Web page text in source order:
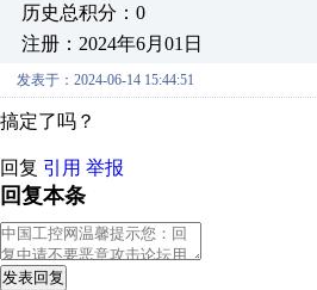
历史总积分：0
注册：2024年6月01日
发表于：2024-06-14 15:44:51
搞定了吗？
回复 引用 举报
回复本条
发表回复